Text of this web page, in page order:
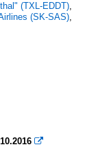
(TXL-EDDT),
(SK-SAS),
